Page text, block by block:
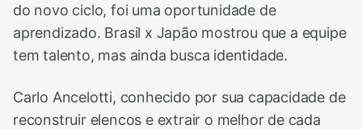
do novo ciclo, foi uma oportunidade de
aprendizado. Brasil x Japão mostrou que a equipe
tem talento, mas ainda busca identidade.
Carlo Ancelotti, conhecido por sua capacidade de
reconstruir elencos e extrair o melhor de cada